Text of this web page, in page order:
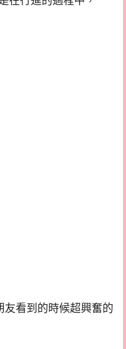
看到的時候超興奮的